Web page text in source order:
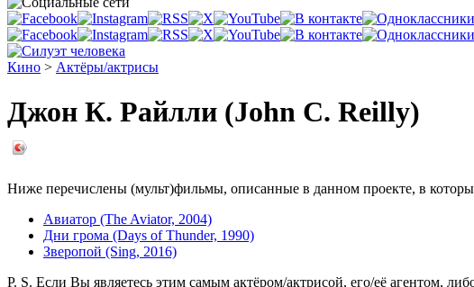
Кино > Актёры/актрисы
Джон К. Райлли (John C. Reilly)
Ниже перечислены (мульт)фильмы, описанные в данном проекте, в
Авиатор (The Aviator, 2004)
Дни грома (Days of Thunder, 1990)
Зверопой (Sing, 2016)
P. S. Если Вы являетесь этим самым актёром/актрисой, его/её агентом,